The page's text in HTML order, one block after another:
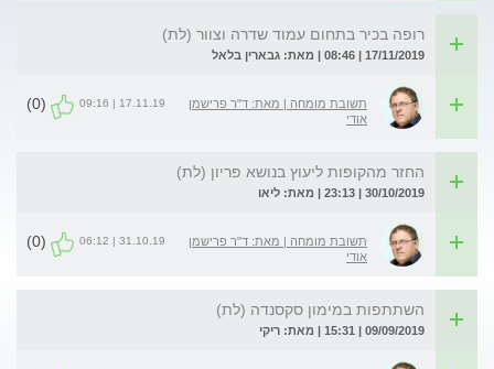
רופה בכיר בתחום עמוד שדרה וצוור (לת)
17/11/2019 | 08:46 | מאת: גבארין בלאל
תשובת מומחה | מאת: ד"ר פרישמן
אודי
17.11.19 | 09:16
(0)
החזר מהקופות ליעוץ בנושא פריון (לת)
30/10/2019 | 23:13 | מאת: ליאו
תשובת מומחה | מאת: ד"ר פרישמן
אודי
31.10.19 | 06:12
(0)
השתתפות במימון סקסנדה (לת)
09/09/2019 | 15:31 | מאת: ריקי